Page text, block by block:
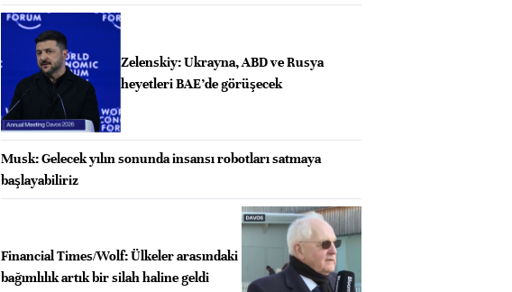
Zelenskiy: Ukrayna, ABD ve Rusya
heyetleri BAE’de görüşecek
Musk: Gelecek yılın sonunda insansı robotları satmaya
başlayabiliriz
Financial Times/Wolf: Ülkeler arasındaki
bağımlılık artık bir silah haline geldi